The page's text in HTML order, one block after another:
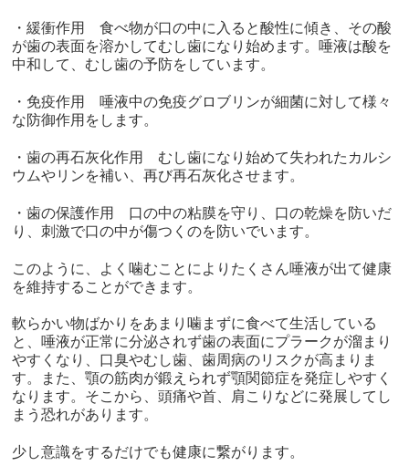
・緩衝作用 食べ物が口の中に入ると酸性に傾き、その酸
が歯の表面を溶かしてむし歯になり始めます。唾液は酸を
中和して、むし歯の予防をしています。
・免疫作用 唾液中の免疫グロブリンが細菌に対して様々
な防御作用をします。
・歯の再石灰化作用 むし歯になり始めて失われたカルシ
ウムやリンを補い、再び再石灰化させます。
・歯の保護作用 口の中の粘膜を守り、口の乾燥を防いだ
り、刺激で口の中が傷つくのを防いでいます。
このように、よく噛むことによりたくさん唾液が出て健康
を維持することができます。
軟らかい物ばかりをあまり噛まずに食べて生活している
と、唾液が正常に分泌されず歯の表面にプラークが溜まり
やすくなり、口臭やむし歯、歯周病のリスクが高まりま
す。また、顎の筋肉が鍛えられず顎関節症を発症しやすく
なります。そこから、頭痛や首、肩こりなどに発展してし
まう恐れがあります。
少し意識をするだけでも健康に繋がります。